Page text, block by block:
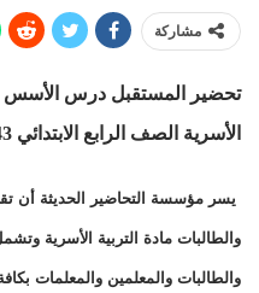
مشاركة
تحضير المستقبل درس الأسس
الأسرية الصف الرابع الابتدائي 1443 هـ
يسر مؤسسة التحاضير الحديثة أن
والطالبات مادة التربية الأسرية
والطالبات والمعلمين والمعلمات